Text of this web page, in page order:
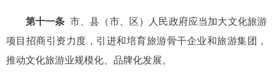
第十一条 市、县（市、区）人民政府应当加大文化旅游
项目招商引资力度，引进和培育旅游骨干企业和旅游集团，
推动文化旅游业规模化、品牌化发展。